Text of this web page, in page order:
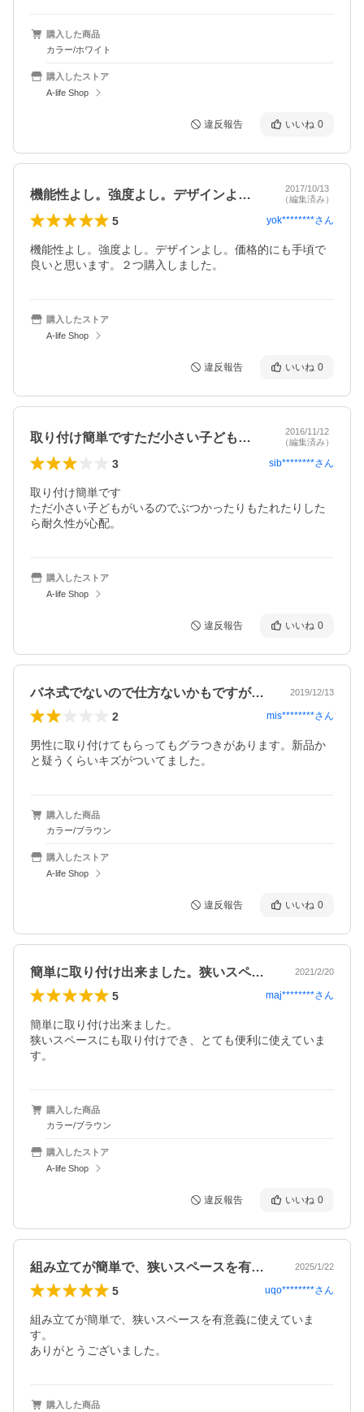
購入した商品
カラー/ホワイト
購入したストア
A-life Shop
違反報告 いいね 0
機能性よし。強度よし。デザインよし。価…
2017/10/13
（編集済み）
5 yok********さん
機能性よし。強度よし。デザインよし。価格的にも手頃で
良いと思います。２つ購入しました。
購入したストア
A-life Shop
違反報告 いいね 0
取り付け簡単ですただ小さい子どもがいる…
2016/11/12
（編集済み）
3 sib********さん
取り付け簡単です
ただ小さい子どもがいるのでぶつかったりもたれたりした
ら耐久性が心配。
購入したストア
A-life Shop
違反報告 いいね 0
バネ式でないので仕方ないかもですが… 2019/12/13
2 mis********さん
男性に取り付けてもらってもグラつきがあります。新品か
と疑うくらいキズがついてました。
購入した商品
カラー/ブラウン
購入したストア
A-life Shop
違反報告 いいね 0
簡単に取り付け出来ました。狭いスペース… 2021/2/20
5 maj********さん
簡単に取り付け出来ました。
狭いスペースにも取り付けでき、とても便利に使えていま
す。
購入した商品
カラー/ブラウン
購入したストア
A-life Shop
違反報告 いいね 0
組み立てが簡単で、狭いスペースを有意義… 2025/1/22
5 uqo********さん
組み立てが簡単で、狭いスペースを有意義に使えていま
す。
ありがとうございました。
購入した商品